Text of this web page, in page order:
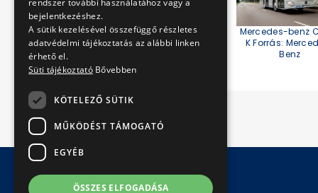
Bolla Tibor és Kósa
József Attila
Mercedes-benz
K Forrás:
Benz
rendszer további használatához vagy a
bejelentkezéshez.
A sütik kezelésével összefüggő részletes
adatvédelmi tájékoztatás az alábbi linken
érhető el.
Süti tájékoztató Bővebben
KÖTELEZŐ SÜTIK
MŰKÖDÉST TÁMOGATÓ
EGYÉB
ÖSSZES ELFOGADÁSA